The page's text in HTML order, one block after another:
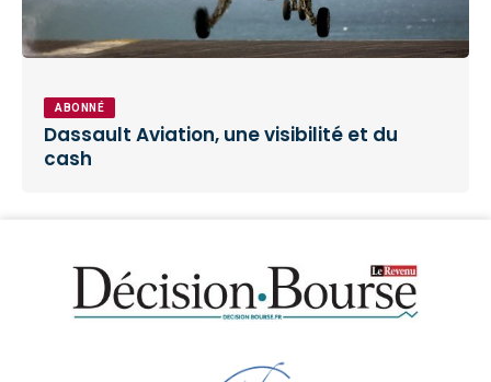
ABONNÉ
Dassault Aviation, une visibilité et du
cash